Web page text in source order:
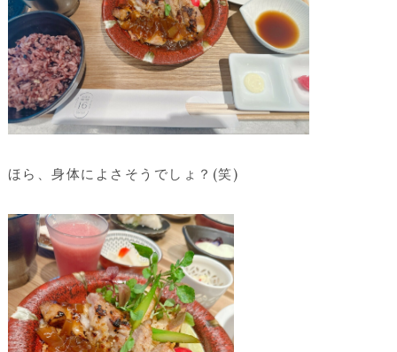
ほら、身体によさそうでしょ？(笑)